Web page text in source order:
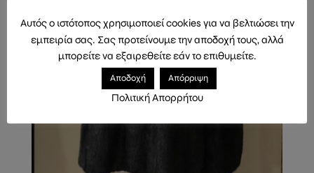
Αυτός ο ιστότοπος χρησιμοποιεί cookies για να βελτιώσει την
εμπειρία σας. Σας προτείνουμε την αποδοχή τους, αλλά
μπορείτε να εξαιρεθείτε εάν το επιθυμείτε.
Αποδοχή Απόρριψη
Πολιτική Απορρήτου